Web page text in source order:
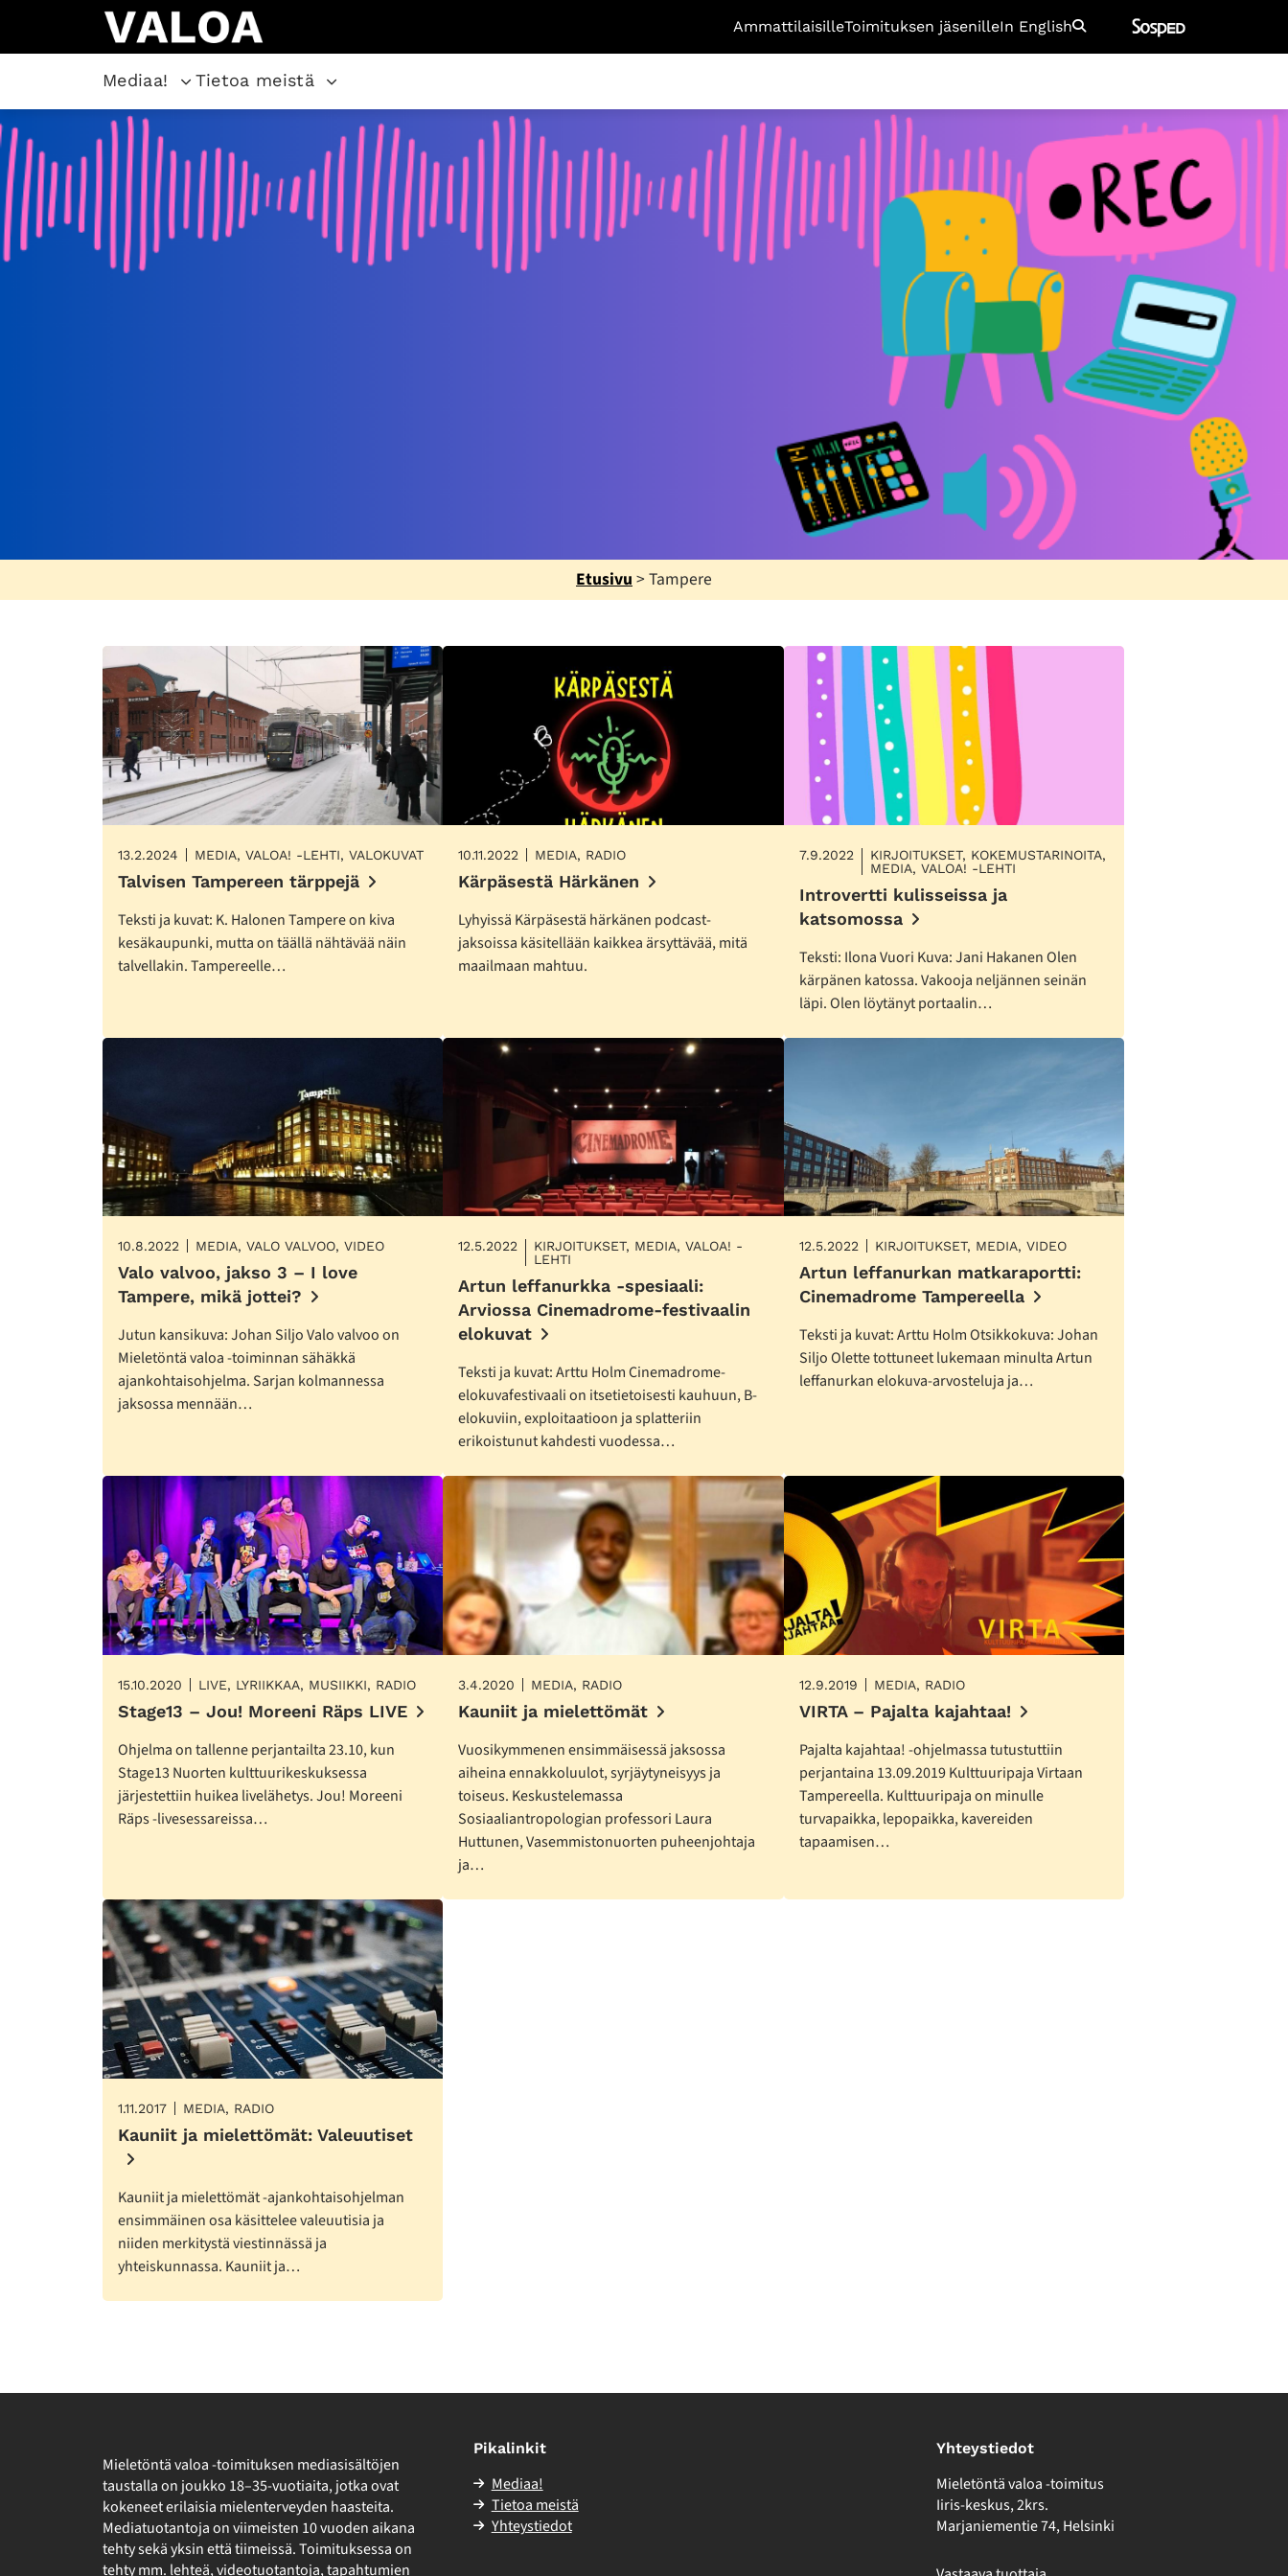
AmmattilaisilleToimituksen jäsenilleIn English Etsi
Mediaa! Tietoa meistä
Etusivu> Tampere
13.2.2024 MEDIA, VALOA! -LEHTI, VALOKUVAT
Talvisen Tampereen tärppejä
Teksti ja kuvat: K. Halonen Tampere on kiva
kesäkaupunki, mutta on täällä nähtävää näin
talvellakin. Tampereelle…
10.11.2022 MEDIA, RADIO
Kärpäsestä Härkänen
Lyhyissä Kärpäsestä härkänen podcast-
jaksoissa käsitellään kaikkea ärsyttävää, mitä
maailmaan mahtuu.
7.9.2022
KIRJOITUKSET, KOKEMUSTARINOITA,
MEDIA, VALOA! -LEHTI
Introvertti kulisseissa ja
katsomossa
Teksti: Ilona Vuori Kuva: Jani Hakanen Olen
kärpänen katossa. Vakooja neljännen seinän
läpi. Olen löytänyt portaalin…
10.8.2022 MEDIA, VALO VALVOO, VIDEO
Valo valvoo, jakso 3 – I love
Tampere, mikä jottei?
Jutun kansikuva: Johan Siljo Valo valvoo on
Mieletöntä valoa -toiminnan sähäkkä
ajankohtaisohjelma. Sarjan kolmannessa
jaksossa mennään…
12.5.2022
KIRJOITUKSET, MEDIA, VALOA! -
LEHTI
Artun leffanurkka -spesiaali:
Arviossa Cinemadrome-festivaalin
elokuvat
Teksti ja kuvat: Arttu Holm Cinemadrome-
elokuvafestivaali on itsetietoisesti kauhuun, B-
elokuviin, exploitaatioon ja splatteriin
erikoistunut kahdesti vuodessa…
12.5.2022 KIRJOITUKSET, MEDIA, VIDEO
Artun leffanurkan matkaraportti:
Cinemadrome Tampereella
Teksti ja kuvat: Arttu Holm Otsikkokuva: Johan
Siljo Olette tottuneet lukemaan minulta Artun
leffanurkan elokuva-arvosteluja ja…
15.10.2020 LIVE, LYRIIKKAA, MUSIIKKI, RADIO
Stage13 – Jou! Moreeni Räps LIVE
Ohjelma on tallenne perjantailta 23.10, kun
Stage13 Nuorten kulttuurikeskuksessa
järjestettiin huikea livelähetys. Jou! Moreeni
Räps -livesessareissa…
3.4.2020 MEDIA, RADIO
Kauniit ja mielettömät
Vuosikymmenen ensimmäisessä jaksossa
aiheina ennakkoluulot, syrjäytyneisyys ja
toiseus. Keskustelemassa
Sosiaaliantropologian professori Laura
Huttunen, Vasemmistonuorten puheenjohtaja
ja…
12.9.2019 MEDIA, RADIO
VIRTA – Pajalta kajahtaa!
Pajalta kajahtaa! -ohjelmassa tutustuttiin
perjantaina 13.09.2019 Kulttuuripaja Virtaan
Tampereella. Kulttuuripaja on minulle
turvapaikka, lepopaikka, kavereiden
tapaamisen…
1.11.2017 MEDIA, RADIO
Kauniit ja mielettömät: Valeuutiset
Kauniit ja mielettömät -ajankohtaisohjelman
ensimmäinen osa käsittelee valeuutisia ja
niiden merkitystä viestinnässä ja
yhteiskunnassa. Kauniit ja…
Mieletöntä valoa -toimituksen mediasisältöjen
taustalla on joukko 18–35-vuotiaita, jotka ovat
kokeneet erilaisia mielenterveyden haasteita.
Mediatuotantoja on viimeisten 10 vuoden aikana
tehty sekä yksin että tiimeissä. Toimituksessa on
tehty mm. lehteä, videotuotantoja, tapahtumien
Pikalinkit
Mediaa!
Tietoa meistä
Yhteystiedot
Yhteystiedot
Mieletöntä valoa -toimitus
Iiris-keskus, 2krs.
Marjaniementie 74, Helsinki